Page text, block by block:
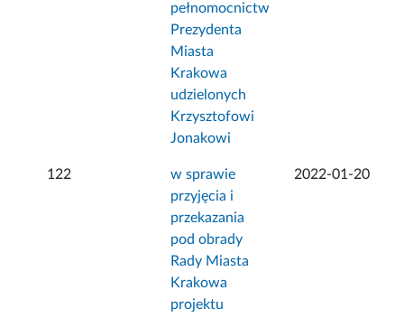
pełnomocnictw
Prezydenta
Miasta
Krakowa
udzielonych
Krzysztofowi
Jonakowi
122
w sprawie
przyjęcia i
przekazania
pod obrady
Rady Miasta
Krakowa
projektu
2022-01-20